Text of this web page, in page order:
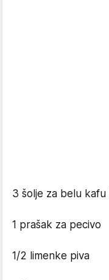
3 šolje za belu kafu
1 prašak za pecivo
1/2 limenke piva